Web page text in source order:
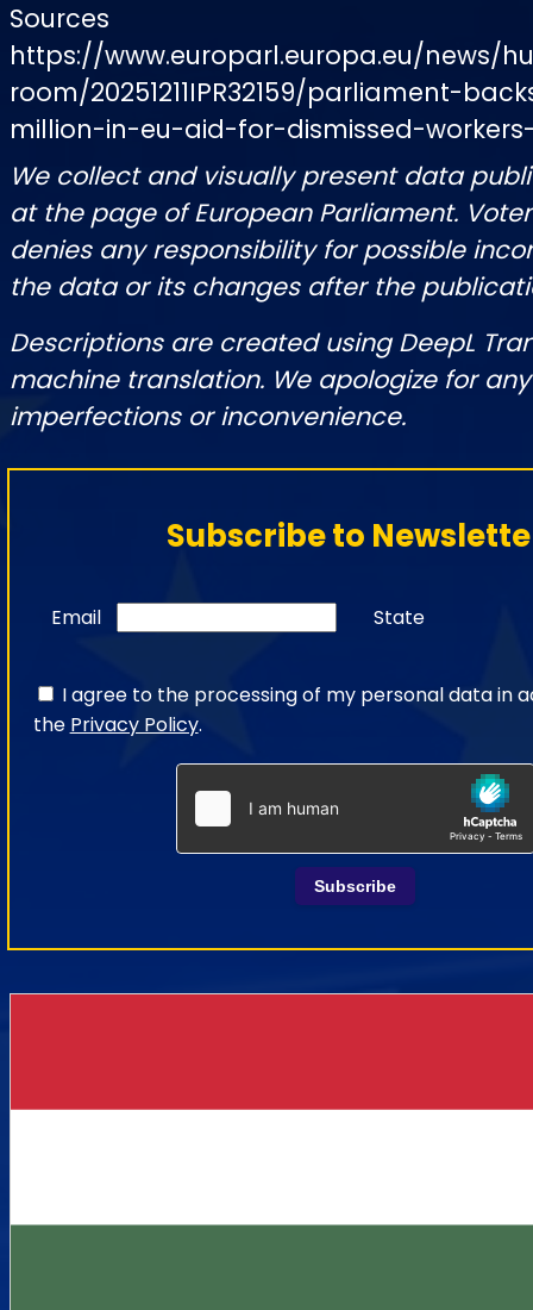
Sources
https://www.europarl.europa.eu/news/
room/20251211IPR32159/parliament-
million-in-eu-aid-for-dismissed-
We collect and visually present data
at the page of European Parliament.
denies any responsibility for possible
the data or its changes after the
Descriptions are created using DeepL
machine translation. We apologize for
imperfections or inconvenience.
Subscribe to
Email State
I agree to the processing of my personal data in
the Privacy Policy.
Subscribe